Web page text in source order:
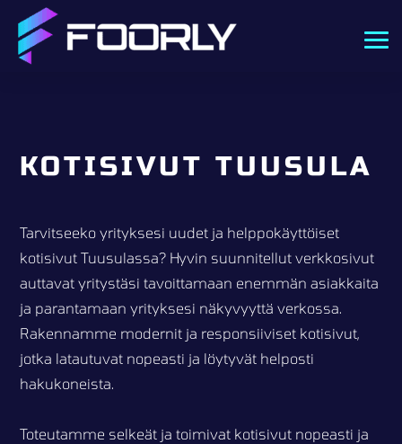
KOTISIVUT TUUSULA
Tarvitseeko yrityksesi uudet ja helppokäyttöiset
kotisivut Tuusulassa? Hyvin suunnitellut verkkosivut
auttavat yritystäsi tavoittamaan enemmän asiakkaita
ja parantamaan yrityksesi näkyvyyttä verkossa.
Rakennamme modernit ja responsiiviset kotisivut,
jotka latautuvat nopeasti ja löytyvät helposti
hakukoneista.
Toteutamme selkeät ja toimivat kotisivut nopeasti ja